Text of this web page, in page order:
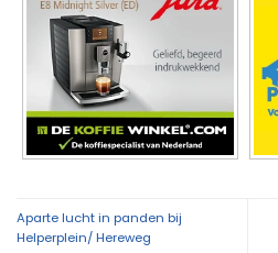
Aparte lucht in panden bij
Helperplein/ Hereweg